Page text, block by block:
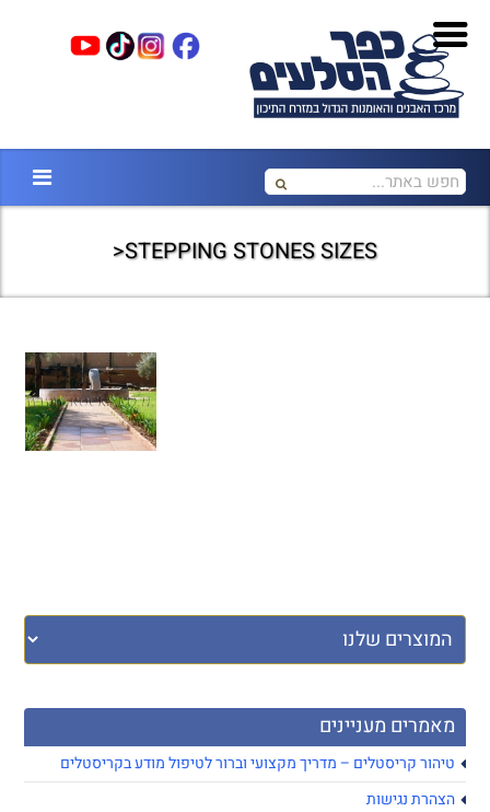
STEPPING STONES SIZES<
מאמרים מעניינים
טיהור קריסטלים – מדריך מקצועי וברור לטיפול מודע בקריסטלים
הצהרת נגישות